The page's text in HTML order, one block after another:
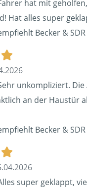
hat mit
Hat alles super
Becker &
unkompliziert.
an der Haustür
Becker &
super geklappt,